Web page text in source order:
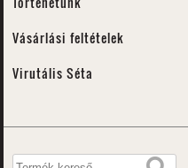
Vásárlási feltételek
Virutális Séta